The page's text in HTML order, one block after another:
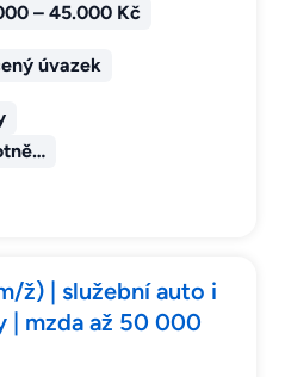
– 45.000 Kč
úvazek
ž) | služební auto i
| mzda až 50 000